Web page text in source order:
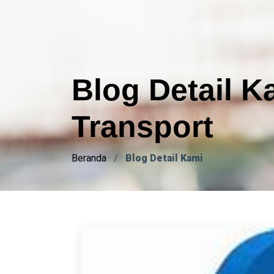
Blog Detail
Transport
Beranda / Blog Detail Kami